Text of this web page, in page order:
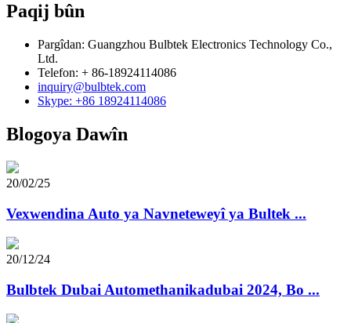
Paqij bûn
Pargîdan: Guangzhou Bulbtek Electronics Technology Co.,
Ltd.
Telefon: + 86-18924114086
inquiry@bulbtek.com
Skype: +86 18924114086
Blogoya Dawîn
20/02/25
Vexwendina Auto ya Navneteweyî ya Bultek ...
20/12/24
Bulbtek Dubai Automethanikadubai 2024, Bo ...